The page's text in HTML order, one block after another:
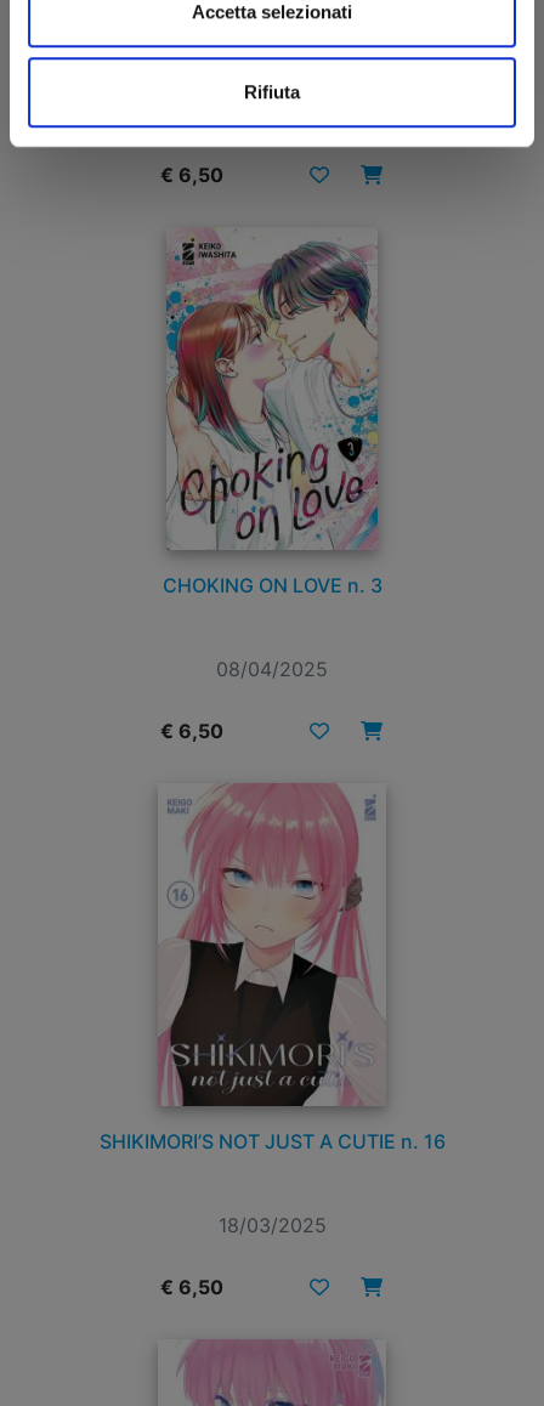
Accetta selezionati
Rifiuta
€ 6,50
CHOKING ON LOVE n. 3
08/04/2025
€ 6,50
SHIKIMORI’S NOT JUST A CUTIE n. 16
18/03/2025
€ 6,50